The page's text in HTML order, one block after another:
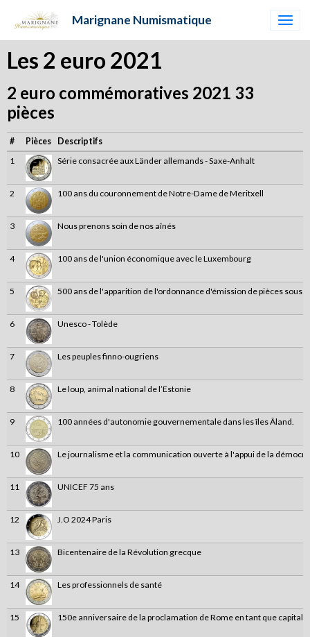
Marignane Numismatique
Les 2 euro 2021
2 euro commémoratives 2021 33
pièces
# Pièces
Descriptifs
1
Série consacrée aux Länder allemands - Saxe-Anhalt
2 100 ans du couronnement de Notre-Dame de Meritxell
3 Nous prenons soin de nos aînés
4 100 ans de l'union économique avec le Luxembourg
5 500 ans de l'apparition de l'ordonnance d'émission de pièces sous
6 Unesco - Tolède
7 Les peuples finno-ougriens
8 Le loup, animal national de l’Estonie
9 100 années d'autonomie gouvernementale dans les îles Ãland.
10 Le journalisme et la communication ouverte à l'appui de la
11 UNICEF 75 ans
12 J.O 2024 Paris
13 Bicentenaire de la Révolution grecque
14 Les professionnels de santé
15 150e anniversaire de la proclamation de Rome en tant que capitale